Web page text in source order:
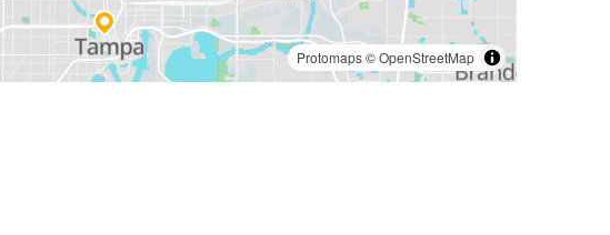
Protomaps©OpenStreetMap